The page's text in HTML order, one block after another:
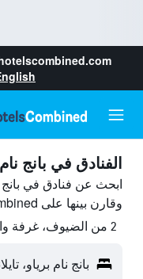
الفنادق في بانج
ابحث عن فنادق في بانج
وقارن بينها على HotelsCombined ووفّر.
2 من الضيوف، غرفة واحدة
بانج نام برياو،